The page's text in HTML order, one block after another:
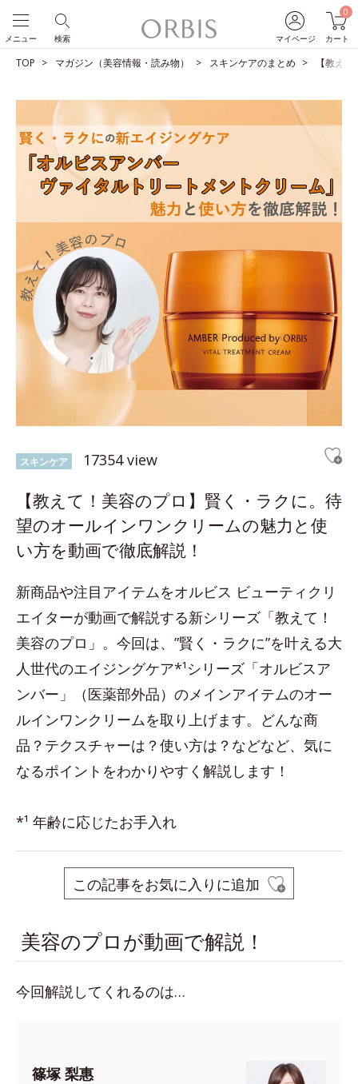
マイページ
0
カート
検索
メニュー
TOP マガジン（美容情報・読み物） スキンケアのまとめ 【教え
スキンケア 17354 view
【教えて！美容のプロ】賢く・ラクに。待
望のオールインワンクリームの魅力と使
い方を動画で徹底解説！
新商品や注目アイテムをオルビス ビューティクリ
エイターが動画で解説する新シリーズ「教えて！
美容のプロ」。今回は、”賢く・ラクに”を叶える大
人世代のエイジングケア*¹シリーズ「オルビスア
ンバー」（医薬部外品）のメインアイテムのオー
ルインワンクリームを取り上げます。どんな商
品？テクスチャーは？使い方は？などなど、気に
なるポイントをわかりやすく解説します！
*¹ 年齢に応じたお手入れ
この記事をお気に入りに追加
美容のプロが動画で解説！
今回解説してくれるのは…
篠塚 梨惠